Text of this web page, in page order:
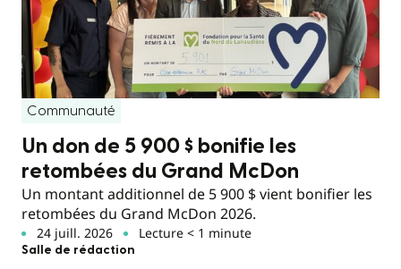
Communauté
Un don de 5 900 $ bonifie les
retombées du Grand McDon
Un montant additionnel de 5 900 $ vient bonifier les
retombées du Grand McDon 2026.
24 juill. 2026 Lecture < 1 minute
Salle de rédaction